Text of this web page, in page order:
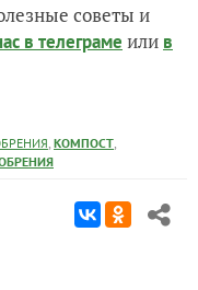
советы и
в телеграме или в
, КОМПОСТ,